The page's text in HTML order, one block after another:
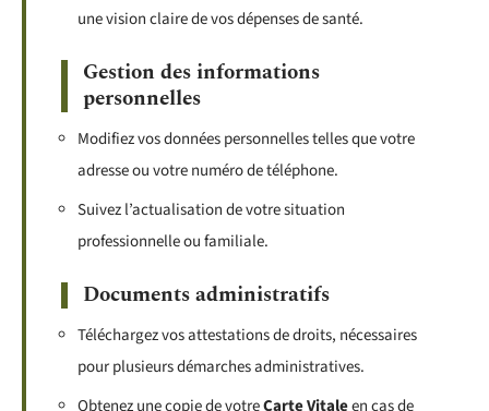
une vision claire de vos dépenses de santé.
Gestion des informations
personnelles
Modifiez vos données personnelles telles que votre
adresse ou votre numéro de téléphone.
Suivez l’actualisation de votre situation
professionnelle ou familiale.
Documents administratifs
Téléchargez vos attestations de droits, nécessaires
pour plusieurs démarches administratives.
Obtenez une copie de votreCarte Vitaleen cas de